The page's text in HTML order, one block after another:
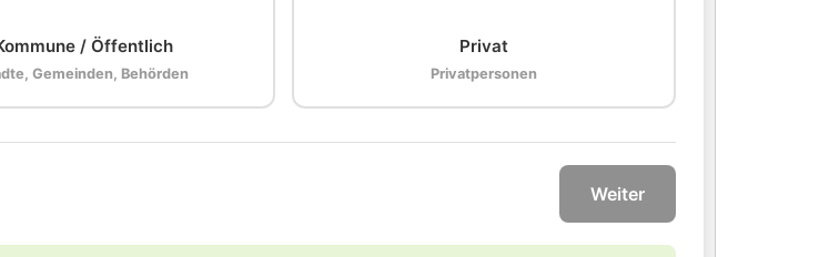
/ Öffentlich
Gemeinden, Behörden
Privat
Privatpersonen
Weiter